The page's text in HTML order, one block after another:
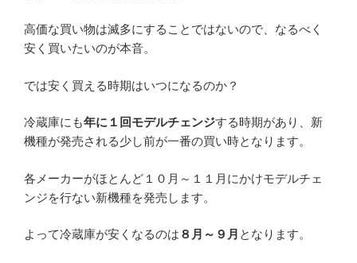
高価な買い物は滅多にすることではないので、なるべく
安く買いたいのが本音。
では安く買える時期はいつになるのか？
冷蔵庫にも年に１回モデルチェンジする時期があり、新
機種が発売される少し前が一番の買い時となります。
各メーカーがほとんど１０月～１１月にかけモデルチェ
ンジを行ない新機種を発売します。
よって冷蔵庫が安くなるのは ８月～９月 となります。